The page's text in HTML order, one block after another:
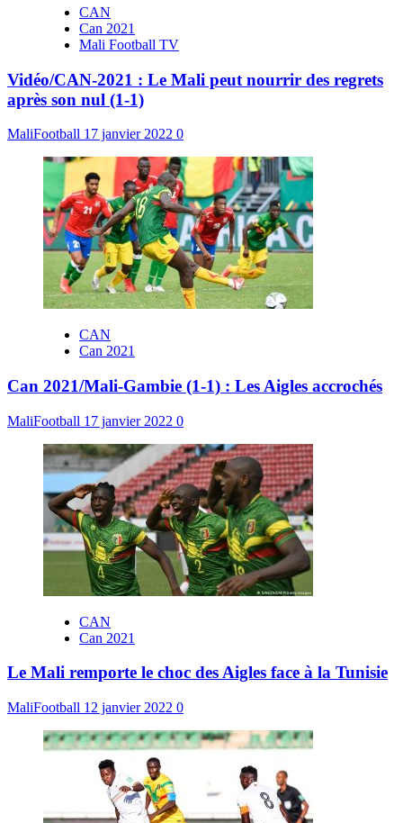
CAN
Can 2021
Mali Football TV
Vidéo/CAN-2021 : Le Mali peut nourrir des regrets
après son nul (1-1)
MaliFootball 17 janvier 2022 0
CAN
Can 2021
Can 2021/Mali-Gambie (1-1) : Les Aigles accrochés
MaliFootball 17 janvier 2022 0
CAN
Can 2021
Le Mali remporte le choc des Aigles face à la Tunisie
MaliFootball 12 janvier 2022 0